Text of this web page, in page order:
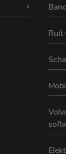
Ruit